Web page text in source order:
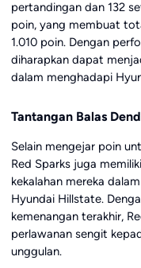
pertandingan dan 132
poin, yang membuat
1.010 poin. Dengan
diharapkan dapat
dalam menghadapi
Tantangan Balas
Selain mengejar poin
Red Sparks juga
kekalahan mereka
Hyundai Hillstate.
kemenangan terakhir,
perlawanan sengit
unggulan.